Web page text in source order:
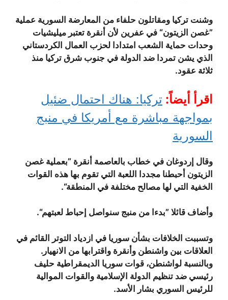
وشنت تركيا ومقاتلون حلفاء من المعارضة السورية عملية
”غصن الزيتون“ في عفرين لأن أنقرة تعتبر ميليشيات
وحدات حماية الشعب امتدادا لحزب العمال الكردستاني
الذي يشن تمردا ضد الدولة في جنوب شرق تركيا منذ
ثلاثة عقود.
اقرأ أيضاً: تركيا: هناك احتمال ضئيل
بمواجهة مباشرة مع أمريكا في منبج
السورية
وقال إردوغان في خطاب بالعاصمة أنقرة ”بعملية غصن
الزيتون أحبطنا مجددا اللعبة التي تقوم بها هذه القوات
الخفية التي لها مصالح مختلفة في المنطقة“.
وأضاف قائلا ”بدءا من منبج سنواصل إحباط لعبتهم“.
وتسببت الخلافات بشأن سوريا في ازدياد التوتر القائم في
العلاقات بين واشنطن وأنقرة واقترابها من الانهيار.
وبالنسبة لواشنطن، قوات سوريا الديمقراطية حليف
رئيسي ضد تنظيم الدولة الإسلامية والقوات الموالية
للرئيس السوري بشار الأسد.